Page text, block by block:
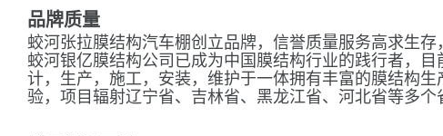
品牌质量
蛟河张拉膜结构汽车棚创立品牌，信誉质量服务高求生存
蛟河银亿膜结构公司已成为中国膜结构行业的践行者，目
计，生产，施工，安装，维护于一体拥有丰富的膜结构生
验，项目辐射辽宁省、吉林省、黑龙江省、河北省等多个